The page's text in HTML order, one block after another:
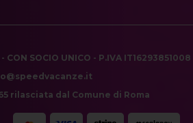
CON SOCIO UNICO - P.IVA IT16293851008
rilasciata dal Comune di Roma